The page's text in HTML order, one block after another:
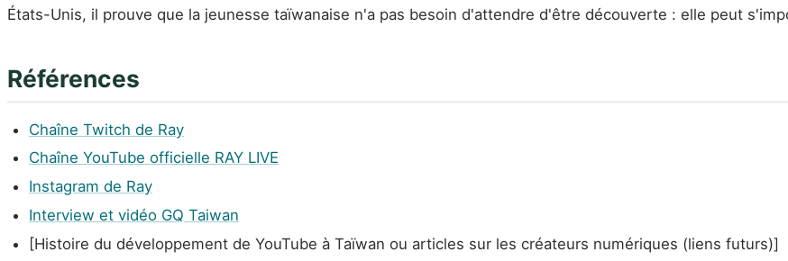
États-Unis, il prouve que la jeunesse taïwanaise n'a pas besoin d'attendre d'être découverte : elle peut
Références
Chaîne Twitch de Ray
Chaîne YouTube officielle RAY LIVE
Instagram de Ray
Interview et vidéo GQ Taiwan
[Histoire du développement de YouTube à Taïwan ou articles sur les créateurs numériques (liens futurs)]